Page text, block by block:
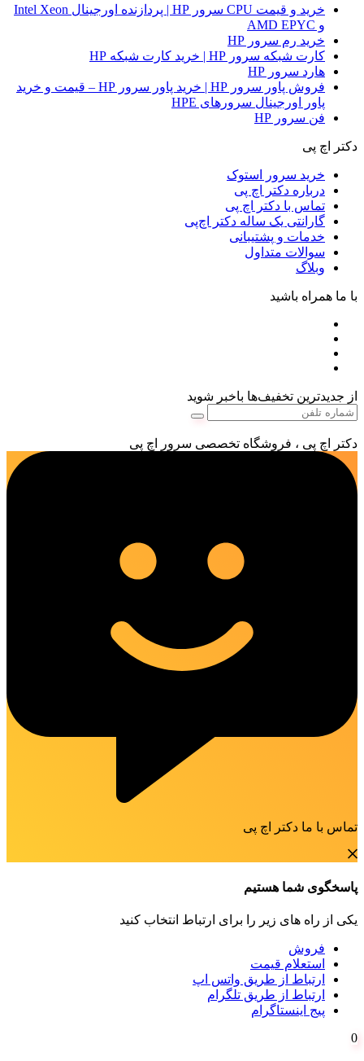
خرید و قیمت CPU سرور HP | پردازنده اورجینال Intel Xeon
و AMD EPYC
خرید رم سرور HP
کارت شبکه سرور HP | خرید کارت شبکه HP
هارد سرور HP
فروش پاور سرور HP | خرید پاور سرور HP – قیمت و خرید
پاور اورجینال سرورهای HPE
فن سرور HP
دکتر اچ پی
خرید سرور استوک
درباره دکتر اچ پی
تماس با دکتر اچ پی
گارانتی یک ساله دکتر اچ‌پی
خدمات و پشتیبانی
سوالات متداول
وبلاگ
با ما همراه باشید
از جدیدترین تخفیف‌ها باخبر شوید
دکتر اچ پی ، فروشگاه تخصصی سرور اچ پی
تماس با ما دکتر اچ پی
پاسخگوی شما هستیم
یکی از راه های زیر را برای ارتباط انتخاب کنید
فروش
استعلام قیمت
ارتباط از طریق واتس اپ
ارتباط از طریق تلگرام
پیج اینستاگرام
0